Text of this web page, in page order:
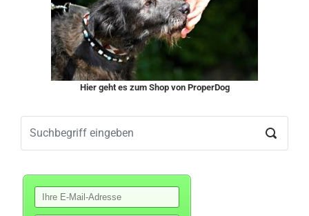
Hier geht es zum Shop von ProperDog